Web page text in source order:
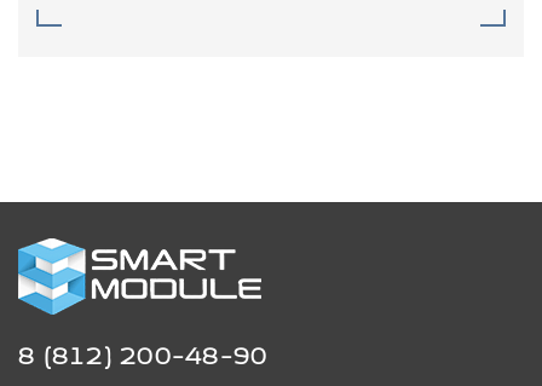
8 (812) 200-48-90